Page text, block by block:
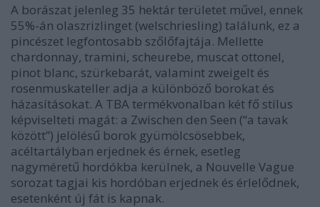
A borászat jelenleg 35 hektár területet művel, ennek
55%-án olaszrizlinget (welschriesling) találunk, ez a
pincészet legfontosabb szőlőfajtája. Mellette
chardonnay, tramini, scheurebe, muscat ottonel,
pinot blanc, szürkebarát, valamint zweigelt és
rosenmuskateller adja a különböző borokat és
házasításokat. A TBA termékvonalban két fő stílus
képviselteti magát: a Zwischen den Seen (“a tavak
között”) jelölésű borok gyümölcsösebbek,
acéltartályban erjednek és érnek, esetleg
nagyméretű hordókba kerülnek, a Nouvelle Vague
sorozat tagjai kis hordóban erjednek és érlelődnek,
esetenként új fát is kapnak.